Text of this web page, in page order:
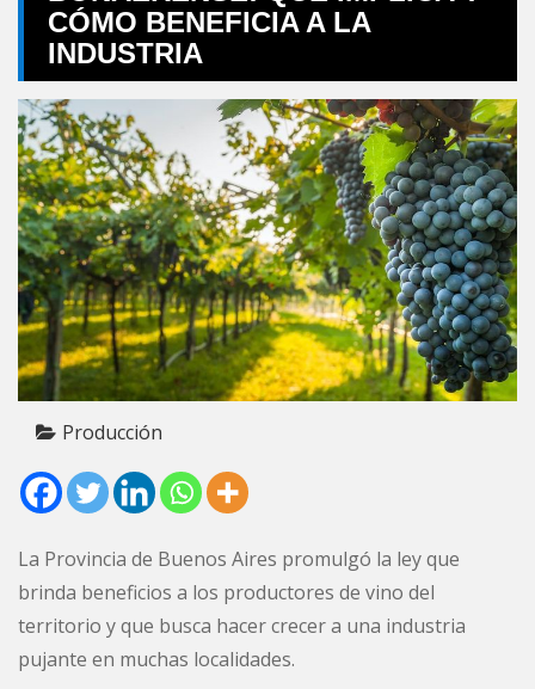
CÓMO BENEFICIA A LA
INDUSTRIA
Producción
La Provincia de Buenos Aires promulgó la ley que
brinda beneficios a los productores de vino del
territorio y que busca hacer crecer a una industria
pujante en muchas localidades.